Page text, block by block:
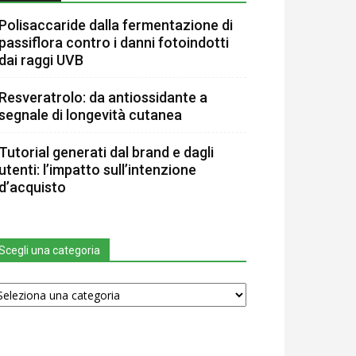
Polisaccaride dalla fermentazione di
passiflora contro i danni fotoindotti
dai raggi UVB
Resveratrolo: da antiossidante a
di longevità cutanea
Tutorial generati dal brand e dagli
utenti: l’impatto sull’intenzione
d’acquisto
una categoria